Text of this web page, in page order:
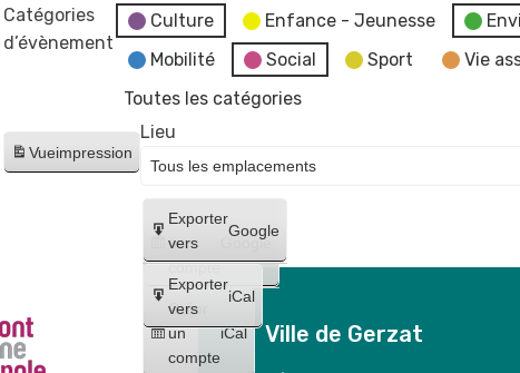
Catégories
d’évènement
Culture Enfance - Jeunesse
Mobilité
Social Sport Vie
Toutes les catégories
Vueimpression
Créer
un
compte
Google
Créer
un
compte
iCal
Exporter
vers
Google
Exporter
vers
iCal
Lieu
Ville de Gerzat